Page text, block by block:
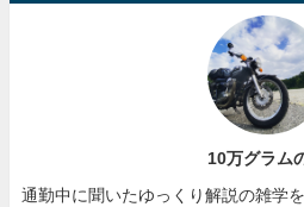
10万グラム
通勤中に聞いたゆっくり解説の雑学